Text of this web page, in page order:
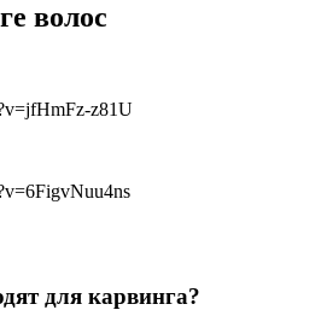
волос
z81U
для карвинга?